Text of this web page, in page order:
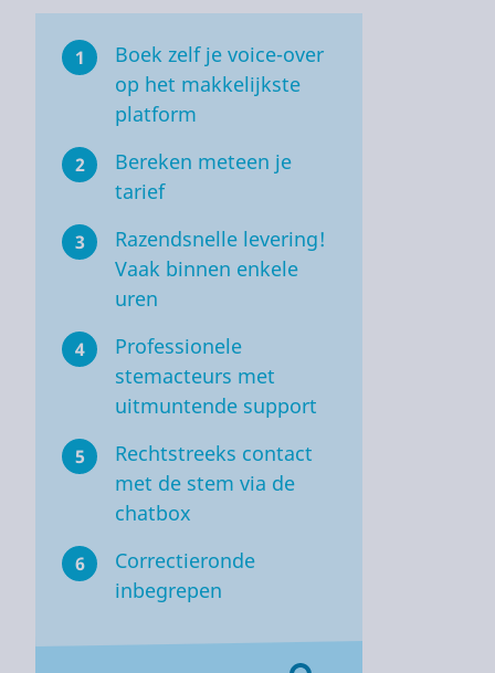
1
Boek zelf je voice-over
op het makkelijkste
platform
2
Bereken meteen je
tarief
3
Razendsnelle levering!
Vaak binnen enkele
uren
4
Professionele
stemacteurs met
uitmuntende support
5
Rechtstreeks contact
met de stem via de
chatbox
6
Correctieronde
inbegrepen